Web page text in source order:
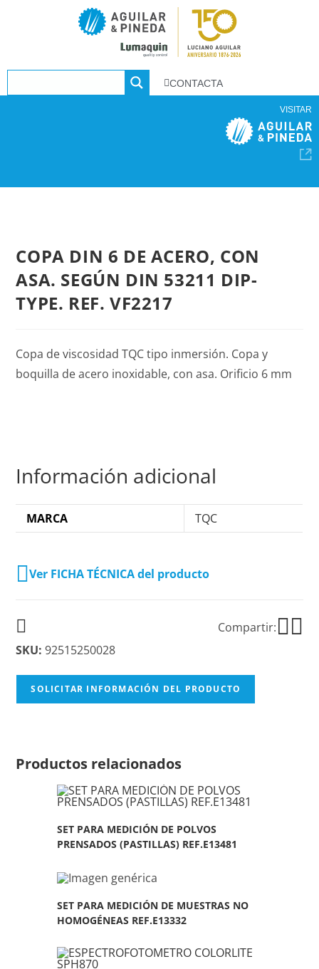
CONTACTA
VISITAR
COPA DIN 6 DE ACERO, CON
ASA. SEGÚN DIN 53211 DIP-
TYPE. REF. VF2217
Copa de viscosidad TQC tipo inmersión. Copa y
boquilla de acero inoxidable, con asa. Orificio 6 mm
Información adicional
MARCA TQC
Ver FICHA TÉCNICA del producto
Compartir:
SKU: 92515250028
SOLICITAR INFORMACIÓN DEL PRODUCTO
Productos relacionados
SET PARA MEDICIÓN DE POLVOS
PRENSADOS (PASTILLAS) REF.E13481
SET PARA MEDICIÓN DE MUESTRAS NO
HOMOGÉNEAS REF.E13332